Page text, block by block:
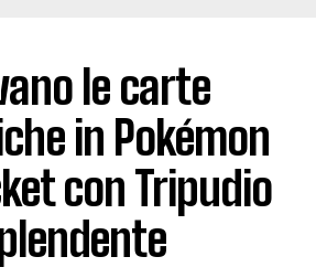
le carte
in Pokémon
con Tripudio